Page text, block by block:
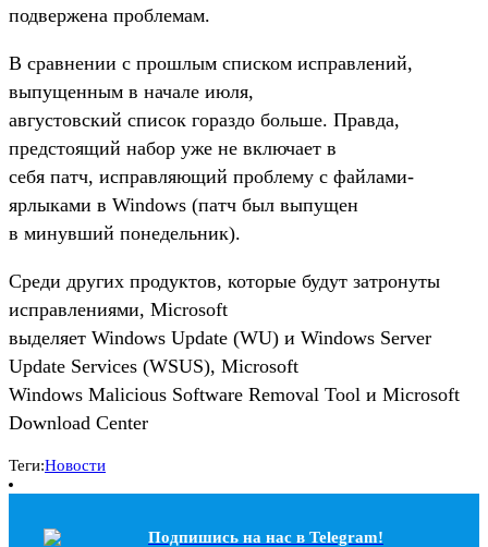
подвержена проблемам.
В сравнении с прошлым списком исправлений,
выпущенным в начале июля,
августовский список гораздо больше. Правда,
предстоящий набор уже не включает в
себя патч, исправляющий проблему с файлами-
ярлыками в Windows (патч был выпущен
в минувший понедельник).
Среди других продуктов, которые будут затронуты
исправлениями, Microsoft
выделяет Windows Update (WU) и Windows Server
Update Services (WSUS), Microsoft
Windows Malicious Software Removal Tool и Microsoft
Download Center
Теги:Новости
Подпишись на наc в Telegram!